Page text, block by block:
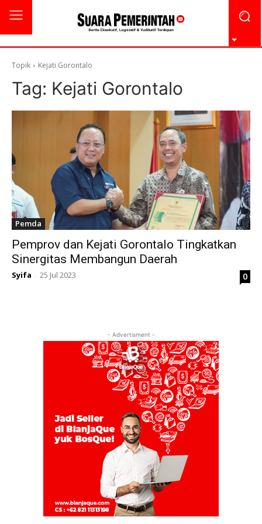
Topik Kejati Gorontalo
Tag: Kejati Gorontalo
Pemda
Pemprov dan Kejati Gorontalo Tingkatkan
Sinergitas Membangun Daerah
Syifa - 25 Jul 2023 0
- Advertisment -